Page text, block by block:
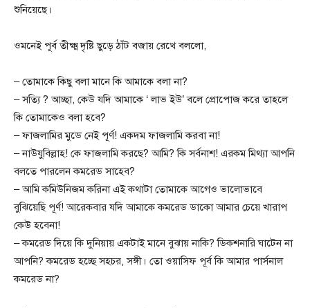
শুনিয়েছে।
ওমনেই পূর্ব তীক্ষ্ম দৃষ্টি ছুড়ে ঠাঁট বজায় রেখে বললো,
– তোমাকে কিছু বলা মানে কি আমাকে বলা না?
– সত্যি ? আচ্ছা, কেউ যদি আমাকে ‘ লাভ ইউ’ বলে প্রোপোজ করে তাহলে
কি তোমাকেও বলা হবে?
– ফাজলামির মুডে নেই পূর্ণ! একদম ফাজলামি করবা না!
– নাউযুবিল্লাহ! কে ফাজলামি করছে? আমি? কি সর্বনাশ! এরকম মিথ্যা আপনি
বলতে পারলেন কমরেড সাহেব?
– আমি কমিউনিজম করিনা এই কথাটা তোমাকে আগেও ভালোভাবে
বুঝিয়েছি পূর্ণ! আরেকবার যদি আমাকে কমরেড ডাকো আমার চেয়ে খারাপ
কেউ হবেনা!
– কমরেড দিয়ে কি দুনিয়ায় একটাই মানে বুঝায় নাকি? ডিকশনারি ঘাটেন না
আপনি? কমরেড হচ্ছে সহচর, সঙ্গী। তো ওয়াসিফ পূর্ব কি আমার পার্সনাল
কমরেড না?